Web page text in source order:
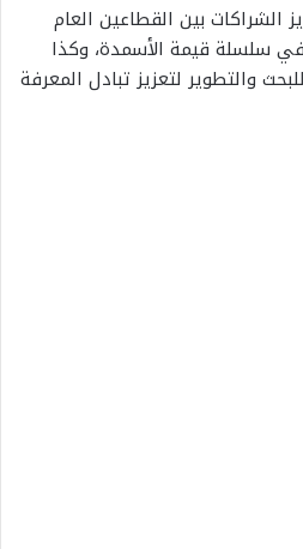
الشراكات بين القطاعين العام
في سلسلة قيمة الأسمدة، وكذا
للبحث والتطوير لتعزيز تبادل المعرفة